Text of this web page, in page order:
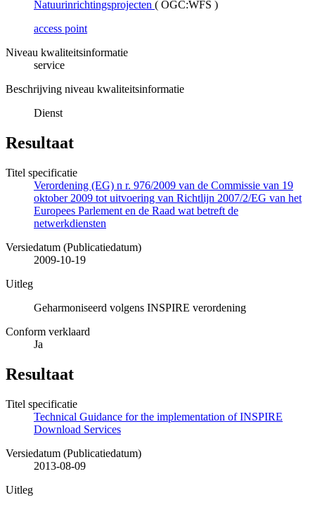
Natuurinrichtingsprojecten ( OGC:WFS )
access point
Niveau kwaliteitsinformatie
service
Beschrijving niveau kwaliteitsinformatie
Dienst
Resultaat
Titel specificatie
Verordening (EG) n r. 976/2009 van de Commissie van 19
oktober 2009 tot uitvoering van Richtlijn 2007/2/EG van het
Europees Parlement en de Raad wat betreft de
netwerkdiensten
Versiedatum (Publicatiedatum)
2009-10-19
Uitleg
Geharmoniseerd volgens INSPIRE verordening
Conform verklaard
Ja
Resultaat
Titel specificatie
Technical Guidance for the implementation of INSPIRE
Download Services
Versiedatum (Publicatiedatum)
2013-08-09
Uitleg